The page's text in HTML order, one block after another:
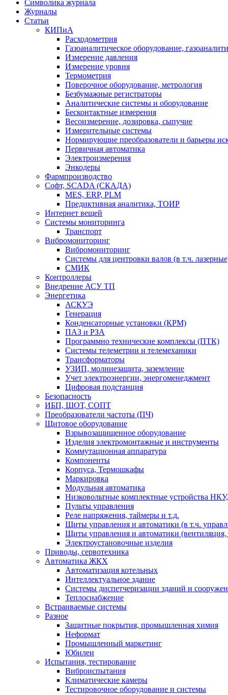
Символика журнала
Журналы
Статьи
КИПиА
Расходометрия
Газоаналитическое оборудование,
Измерение давления
Измерение уровня
Термометрия
Поверочное оборудование, метрология
Безбумажные регистраторы
Аналитические системы и оборудование
Бесконтактные измерения
Весоизмерение, дозировка, сыпучие
Измерительные системы
Нормирующие преобразователи и барьеры
Первичная автоматика
Электроизмерения
Энкодеры
Фармпроизводство
Софт, SCADA (СКАДА)
MES, ERP, PLM
Предиктивная аналитика, ТОИР
Интернет вещей
Системы мониторинга
Транспорт
Вибромониторинг
Вибромониторинг
Системы для центровки валов (в т.ч.
СМИК
Контроллеры
Внедрение АСУ ТП
Энергетика
АСКУЭ
Генерация
Конденсаторные установки (КРМ)
ПАЗ и РЗА
Программно технические комплексы (ПТК)
Системы телеметрии и телемеханики
Трансформаторы
УЗИП, молниезащита, заземление
Учет электроэнергии, энергоменеджмент
Цифровая подстанция
Безопасность
ИБП, ШОТ, СОПТ
Преобразователи частоты (ПЧ)
Щитовое оборудование
Взрывозащищенное оборудование
Изделия электромонтажные и инструменты
Коммутационная аппаратура
Компоненты
Корпуса, Термошкафы
Маркировка
Модульная автоматика
Низковольтные комплектные устройства
Пульты управления
Реле напряжения, таймеры и т.д.
Щиты управления и автоматики (в т.ч.
Щиты управления и автоматики (вентиляция,
Электроустановочные изделия
Приводы, сервотехника
Автоматика ЖКХ
Автоматизация котельных
Интеллектуальное здание
Системы диспетчеризации зданий и
Теплоснабжение
Встраиваемые системы
Разное
Защитные покрытия, промышленная химия
Неформат
Промышленный маркетинг
Юбилеи
Испытания, тестирование
Виброиспытания
Климатические камеры
Тестировочное оборудование и системы